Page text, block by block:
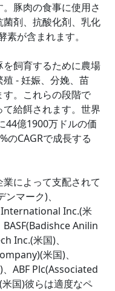
豚肉の食事に使用さ
剤、抗酸化剤、乳化
が含まれます。
飼育するために農場
- 妊娠、分娩、苗
。これらの段階で
給餌されます。世界
44億1900万ドルの価
のCAGRで成長する
によって支配されて
マーク)、
Inc.(米
Anilin
Inc.(米国)、
米国)、
ABF Plc(Associated
国)彼らは適度なペ